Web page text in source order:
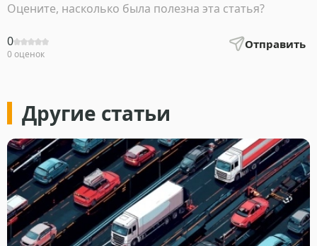
Оцените, насколько была полезна эта статья?
0
0 оценок
Отправить
Другие статьи